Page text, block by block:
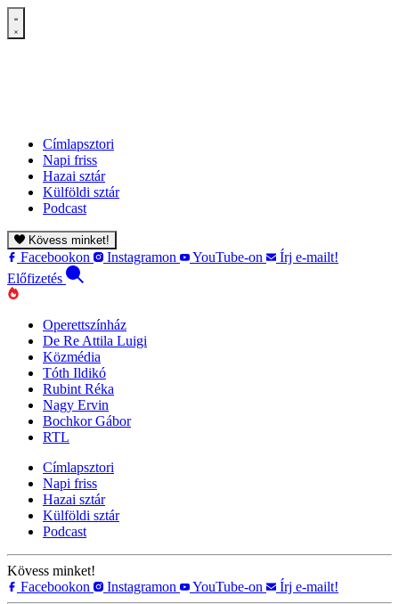
Címlapsztori
Napi friss
Hazai sztár
Külföldi sztár
Podcast
Kövess minket!
Facebookon Instagramon YouTube-on
Írj e-mailt!
Előfizetés
Operettszínház
De Re Attila Luigi
Közmédia
Tóth Ildikó
Rubint Réka
Nagy Ervin
Bochkor Gábor
RTL
Címlapsztori
Napi friss
Hazai sztár
Külföldi sztár
Podcast
Kövess minket!
Facebookon
Instagramon YouTube-on Írj e-mailt!